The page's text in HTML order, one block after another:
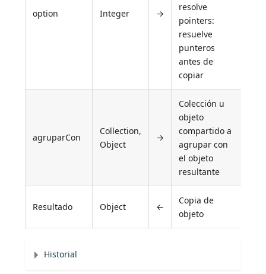
option Integer →
resolve
pointers:
resuelve
punteros
antes de
copiar
agruparCon
Collection,
Object
→
Colección u
objeto
compartido a
agrupar con
el objeto
resultante
Resultado Object ←
Copia de
objeto
Historial